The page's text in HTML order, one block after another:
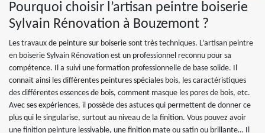
Pourquoi choisir l’artisan peintre boiserie
Sylvain Rénovation à Bouzemont ?
Les travaux de peinture sur boiserie sont très techniques. L’artisan peintre
en boiserie Sylvain Rénovation est un professionnel reconnu pour sa
compétence. Il a suivi une formation professionnelle de base solide. Il
connait ainsi les différentes peintures spéciales bois, les caractéristiques
des différentes essences de bois, comment masque les pores de bois, etc.
Avec ses expériences, il possède des astuces qui permettent de donner ce
plus qui le singularise, surtout au niveau de la finition. Vous pouvez avoir
une finition peinture lessivable, une finition mate ou satin ou brillante… Il